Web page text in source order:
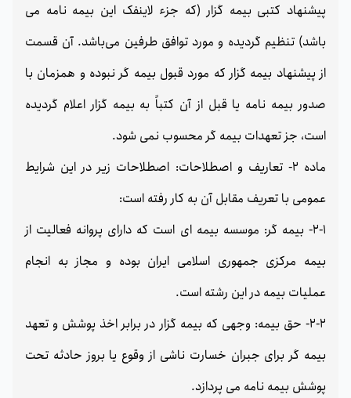
پیشنهاد کتبی بیمه گزار (که جزء لاینفک این بیمه نامه می
باشد) تنظیم گردیده و مورد توافق طرفین می‌باشد. آن قسمت
از پیشنهاد بیمه گزار که مورد قبول بیمه گر نبوده و همزمان با
صدور بیمه نامه یا قبل از آن کتباً به بیمه گزار اعلام گردیده
است، جز تعهدات بیمه گر محسوب نمی شود.
ماده 2- تعاریف و اصطلاحات: اصطلاحات زیر در این شرایط
عمومی با تعریف مقابل آن به کار رفته است:
2-1- بیمه گر: موسسه بیمه ای است که دارای پروانه فعالیت از
بیمه مرکزی جمهوری اسلامی ایران بوده و مجاز به انجام
عملیات بیمه در این رشته است.
2-2- حق بیمه: وجهی که بیمه گزار در برابر اخذ پوشش و تعهد
بیمه گر برای جبران خسارت ناشی از وقوع یا بروز حادثه تحت
پوشش بیمه نامه می پردازد.